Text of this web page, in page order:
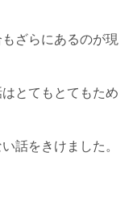
ざらにあるのが現
とてもとてもため
話をきけました。